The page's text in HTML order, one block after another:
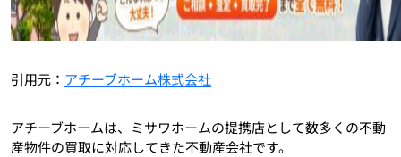
引用元： アチーブホーム株式会社
アチーブホームは、ミサワホームの提携店として数多くの不動
産物件の買取に対応してきた不動産会社です。